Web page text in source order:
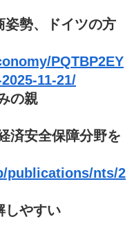
姿勢、ドイツの方
PQTBP2EY
11-21/
の親
済安全保障分野を
publications/nts/2
しやすい